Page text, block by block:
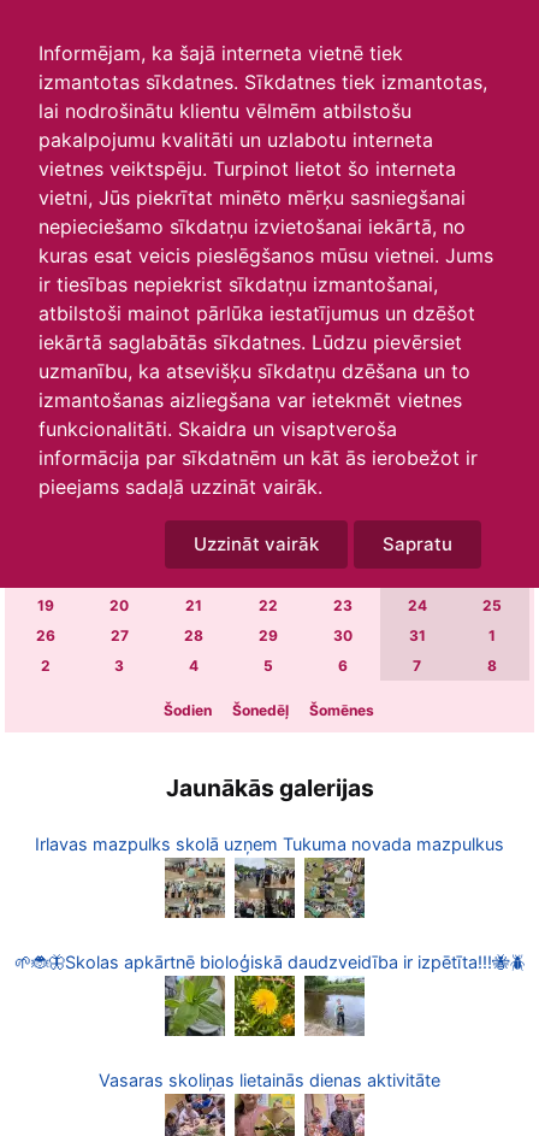
Informējam, ka šajā interneta vietnē tiek
izmantotas sīkdatnes. Sīkdatnes tiek izmantotas,
lai nodrošinātu klientu vēlmēm atbilstošu
pakalpojumu kvalitāti un uzlabotu interneta
vietnes veiktspēju. Turpinot lietot šo interneta
vietni, Jūs piekrītat minēto mērķu sasniegšanai
nepieciešamo sīkdatņu izvietošanai iekārtā, no
kuras esat veicis pieslēgšanos mūsu vietnei. Jums
ir tiesības nepiekrist sīkdatņu izmantošanai,
atbilstoši mainot pārlūka iestatījumus un dzēšot
iekārtā saglabātās sīkdatnes. Lūdzu pievērsiet
uzmanību, ka atsevišķu sīkdatņu dzēšana un to
izmantošanas aizliegšana var ietekmēt vietnes
funkcionalitāti. Skaidra un visaptveroša
informācija par sīkdatnēm un kāt ās ierobežot ir
pieejams sadaļā uzzināt vairāk.
Uzzināt vairāk Sapratu
Skats :
Aktuālie
Šodien Šonedēļ
Šomēnes
Arhīvs
O T S
7 8 10
14 15 16 17
19
20 21 22 23 24
25
26
27 28 29 30 31
1
2
3 4 5 6 7 8
Šodien Šonedēļ Šomēnes
Jaunākās galerijas
Irlavas mazpulks skolā uzņem Tukuma novada mazpulkus
🌱🐞🦋Skolas apkārtnē bioloģiskā daudzveidība ir izpētīta!!!🐝🪲
Vasaras skoliņas lietainās dienas aktivitāte